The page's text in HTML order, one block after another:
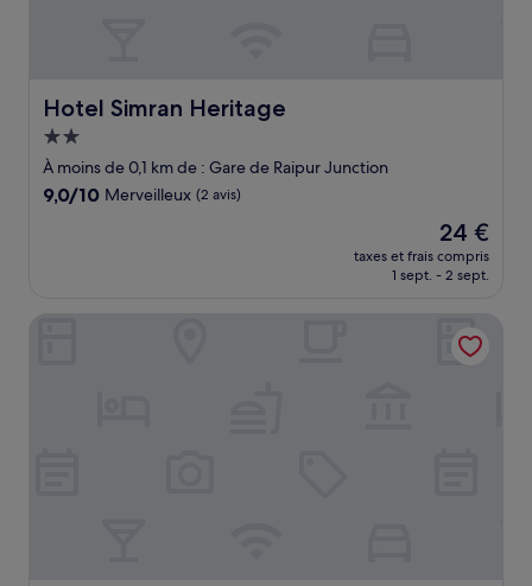
Hotel Simran Heritage
Hotel Simran Heritage
Hébergement
2.0 étoiles
À moins de 0,1 km de : Gare de Raipur Junction
9.0
9,0/10 Merveilleux (2 avis)
Le
nouveau
prix
de
24 €
24 €
taxes et frais compris
1 sept. - 2 sept.